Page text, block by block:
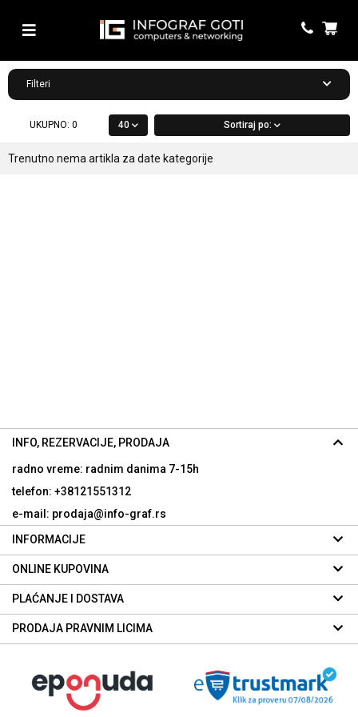
Filteri
UKUPNO: 0 40 Sortiraj po:
Trenutno nema artikla za date kategorije
INFO, REZERVACIJE, PRODAJA
radno vreme: radnim danima 7-15h
telefon: +38121551312
e-mail: prodaja@info-graf.rs
INFORMACIJE
ONLINE KUPOVINA
PLAĆANJE I DOSTAVA
PRODAJA PRAVNIM LICIMA